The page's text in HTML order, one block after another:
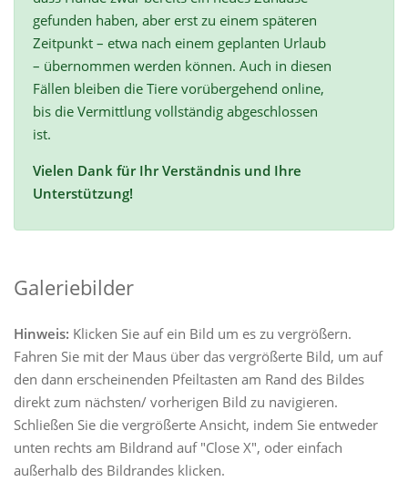
gefunden haben, aber erst zu einem späteren
Zeitpunkt – etwa nach einem geplanten Urlaub
– übernommen werden können. Auch in diesen
Fällen bleiben die Tiere vorübergehend online,
bis die Vermittlung vollständig abgeschlossen
ist.
Vielen Dank für Ihr Verständnis und Ihre
Unterstützung!
Galeriebilder
Hinweis: Klicken Sie auf ein Bild um es zu vergrößern.
Fahren Sie mit der Maus über das vergrößerte Bild, um auf
den dann erscheinenden Pfeiltasten am Rand des Bildes
direkt zum nächsten/ vorherigen Bild zu navigieren.
Schließen Sie die vergrößerte Ansicht, indem Sie entweder
unten rechts am Bildrand auf "Close X", oder einfach
außerhalb des Bildrandes klicken.